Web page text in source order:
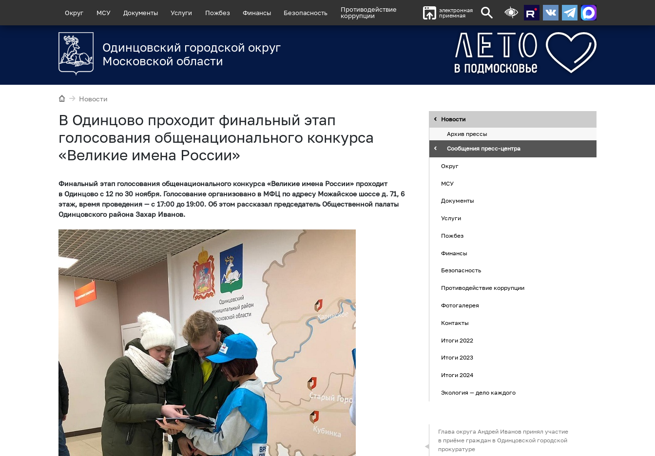
Округ МСУ Документы Услуги Пожбез Финансы Безопасность
Противодействие
коррупции
электронная
приемная
Одинцовский городской округ
Московской области
Новости
В Одинцово проходит финальный этап
голосования общенационального конкурса
«Великие имена России»
Финальный этап голосования общенационального конкурса «Великие имена России» проходит
в Одинцово с 12 по 30 ноября. Голосование организовано в МФЦ по адресу Можайское шоссе д. 71, 6
этаж, время проведения — с 17:00 до 19:00. Об этом рассказал председатель Общественной палаты
Одинцовского района Захар Иванов.
Новости
Архив прессы
Сообщения пресс-центра
Округ
МСУ
Документы
Услуги
Пожбез
Финансы
Безопасность
Противодействие коррупции
Фотогалерея
Контакты
Итоги 2022
Итоги 2023
Итоги 2024
Экология — дело каждого
Глава округа Андрей Иванов принял участие
в приёме граждан в Одинцовской городской
прокуратуре